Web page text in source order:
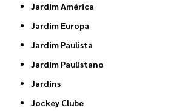
Jardim América
Jardim Europa
Jardim Paulista
Jardim Paulistano
Jardins
Jockey Clube